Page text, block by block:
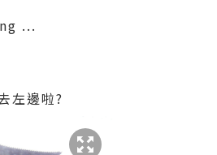
...
左邊啦?